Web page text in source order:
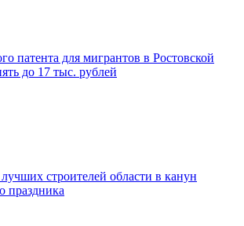
патента для мигрантов в Ростовской
до 17 тыс. рублей
строителей области в канун
праздника